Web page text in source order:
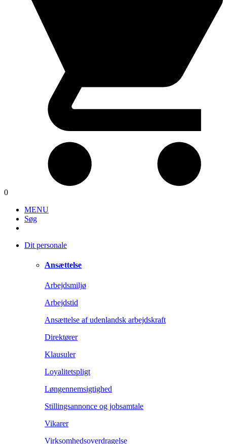
0
MENU
Søg
Dit personale
Ansættelse
Arbejdsmiljø
Arbejdstid
Ansættelse af udenlandsk arbejdskraft
Direktører
Klausuler
Loyalitetspligt
Løngennemsigtighed
Stillingsannonce og jobsamtale
Vikarer
Virksomhedsoverdragelse